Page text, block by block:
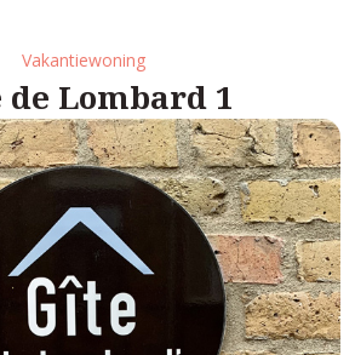
Vakantiewoning
de Lombard 1